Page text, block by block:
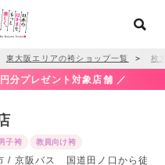
東大阪エリアの袴ショップ一覧 ＞ 枚
分プレゼント対象店舗 ／
子袴 教員向け袴
/ 京阪バス 国道田ノ口から徒